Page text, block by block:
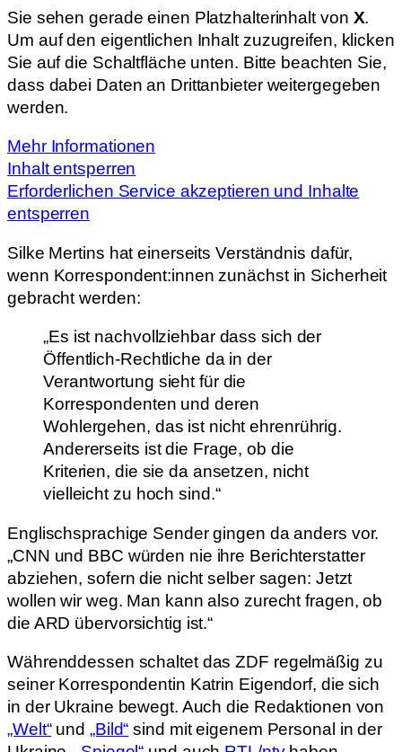
Sie sehen gerade einen Platzhalterinhalt von X.
Um auf den eigentlichen Inhalt zuzugreifen, klicken
Sie auf die Schaltfläche unten. Bitte beachten Sie,
dass dabei Daten an Drittanbieter weitergegeben
werden.
Mehr Informationen
Inhalt entsperren
Erforderlichen Service akzeptieren und Inhalte
entsperren
Silke Mertins hat einerseits Verständnis dafür,
wenn Korrespondent:innen zunächst in Sicherheit
gebracht werden:
„Es ist nachvollziehbar dass sich der
Öffentlich-Rechtliche da in der
Verantwortung sieht für die
Korrespondenten und deren
Wohlergehen, das ist nicht ehrenrührig.
Andererseits ist die Frage, ob die
Kriterien, die sie da ansetzen, nicht
vielleicht zu hoch sind.“
Englischsprachige Sender gingen da anders vor.
„CNN und BBC würden nie ihre Berichterstatter
abziehen, sofern die nicht selber sagen: Jetzt
wollen wir weg. Man kann also zurecht fragen, ob
die ARD übervorsichtig ist.“
Währenddessen schaltet das ZDF regelmäßig zu
seiner Korrespondentin Katrin Eigendorf, die sich
in der Ukraine bewegt. Auch die Redaktionen von
„Welt“und „Bild“ sind mit eigenem Personal in der